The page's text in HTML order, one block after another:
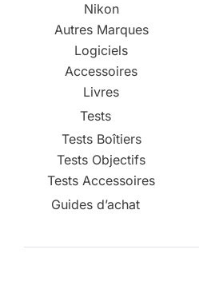
Nikon
Autres Marques
Logiciels
Accessoires
Livres
Tests
Tests Boîtiers
Tests Objectifs
Tests Accessoires
Guides d’achat